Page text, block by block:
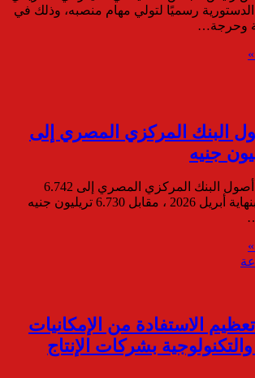
الدستورية رسميًا لتولي مهام منصبه، وذلك في
وحرجة…
البنك المركزي المصري إلى
ارتفع إجمالي أصول البنك المركزي المصري إلى 6.742
تريليون جنيه بنهاية أبريل 2026 ، مقابل 6.730 تريليون جنيه
الاستفادة من الإمكانيات
والتكنولوجية بشركات الإنتاج